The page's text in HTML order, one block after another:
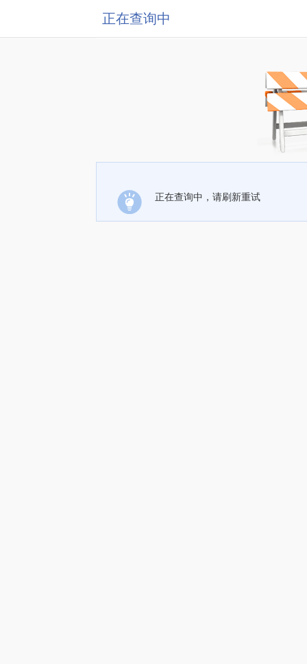
正在查询中
正在查询中，请刷新重试